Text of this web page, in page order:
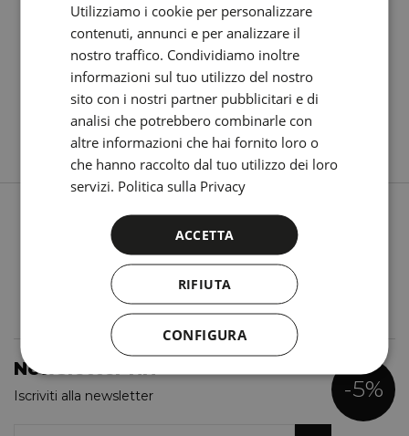
GRATUITA
Nessun deposito richiesto.
Scopri di più
Newsletter NN
Iscriviti alla newsletter -5%
FRENCH
ITALIAN
RUSSIAN
Utilizziamo i cookie per personalizzare
contenuti, annunci e per analizzare il
nostro traffico. Condividiamo inoltre
informazioni sul tuo utilizzo del nostro
sito con i nostri partner pubblicitari e di
analisi che potrebbero combinarle con
altre informazioni che hai fornito loro o
che hanno raccolto dal tuo utilizzo dei loro
servizi. Politica sulla Privacy
ACCETTA
RIFIUTA
CONFIGURA